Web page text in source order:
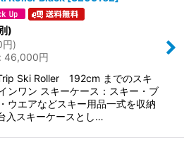
絞り込む
)
円)
: 46,000円
Ski Roller 192cm までのスキ
ンワン スキーケース：スキー・ブ
ウエアなどスキー用品一式を収納
入スキーケースとし…